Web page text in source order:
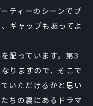
ーティーのシーンでプ
ギャップもあってよ
配っています。第3
りますので、そこで
いただけるかと思い
ちの裏にあるドラマ